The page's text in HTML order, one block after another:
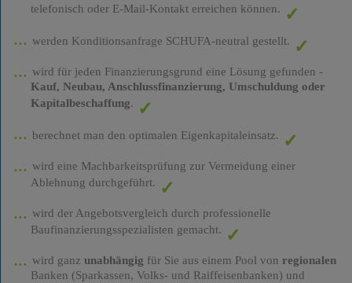
telefonisch oder E-Mail-Kontakt erreichen können.
werden Konditionsanfrage SCHUFA-neutral gestellt.
wird für jeden Finanzierungsgrund eine Lösung gefunden -
Kauf, Neubau, Anschlussfinanzierung, Umschuldung oder
Kapitalbeschaffung.
berechnet man den optimalen Eigenkapitaleinsatz.
wird eine Machbarkeitsprüfung zur Vermeidung einer
Ablehnung durchgeführt.
wird der Angebotsvergleich durch professionelle
Baufinanzierungsspezialisten gemacht.
wird ganz unabhängig für Sie aus einem Pool von regionalen
Banken (Sparkassen, Volks- und Raiffeisenbanken) und